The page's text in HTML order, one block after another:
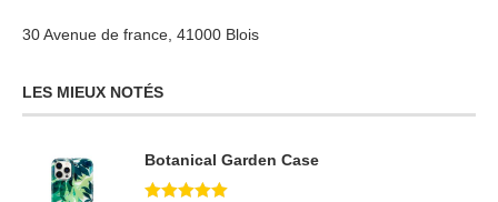
30 Avenue de france, 41000 Blois
LES MIEUX NOTÉS
Botanical Garden Case